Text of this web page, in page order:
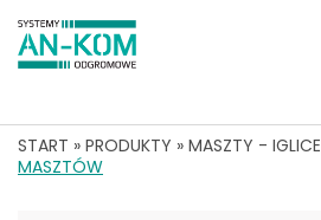
START » PRODUKTY » MASZTY - IGLICE
MASZTÓW